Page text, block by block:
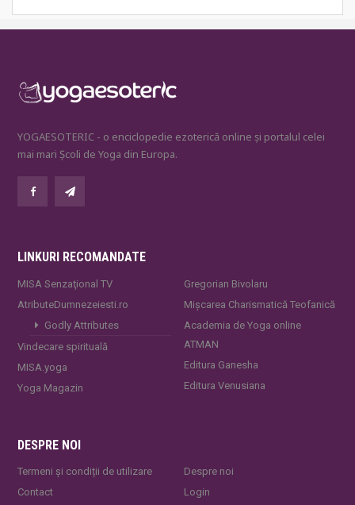
YOGAESOTERIC - o enciclopedie ezoterică online și portalul celei
mai mari Școli de Yoga din Europa.
LINKURI RECOMANDATE
MISA Senzaţional TV
AtributeDumnezeiesti.ro
Godly Attributes
Vindecare spirituală
MISA.yoga
Yoga Magazin
Gregorian Bivolaru
Mișcarea Charismatică Teofanică
Academia de Yoga online
ATMAN
Editura Ganesha
Editura Venusiana
DESPRE NOI
Termeni și condiții de utilizare
Contact
Despre noi
Login